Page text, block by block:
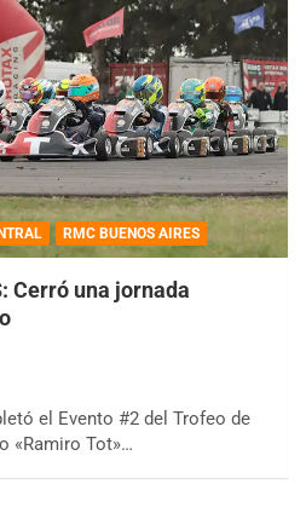
RMC BUENOS AIRES
Cerró una jornada
el Evento #2 del Trofeo de
«Ramiro Tot»…